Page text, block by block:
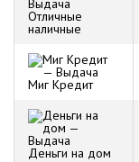
Отличные
наличные
Миг Кредит
Деньги на дом